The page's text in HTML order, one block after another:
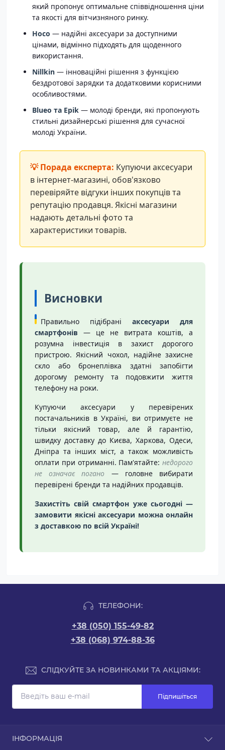
який пропонує оптимальне співвідношення ціни
та якості для вітчизняного ринку.
Hoco — надійні аксесуари за доступними
цінами, відмінно підходять для щоденного
використання.
Nillkin — інноваційні рішення з функцією
бездротової зарядки та додатковими корисними
особливостями.
Blueo та Epik — молоді бренди, які пропонують
стильні дизайнерські рішення для сучасної
молоді України.
Купуючи аксесуари
в інтернет-магазині, обов'язково
перевіряйте відгуки інших покупців та
репутацію продавця. Якісні магазини
надають детальні фото та
характеристики товарів.
Висновки
Правильно підібрані аксесуари для
смартфонів — це не витрата коштів, а
розумна інвестиція в захист дорогого
пристрою. Якісний чохол, надійне захисне
скло або бронеплівка здатні запобігти
дорогому ремонту та подовжити життя
телефону на роки.
Купуючи аксесуари у перевірених
постачальників в Україні, ви отримуєте не
тільки якісний товар, але й гарантію,
швидку доставку до Києва, Харкова, Одеси,
Дніпра та інших міст, а також можливість
оплати при отриманні. Пам'ятайте: недорого
не означає погано — головне вибирати
перевірені бренди та надійних продавців.
Захистіть свій смартфон уже сьогодні —
замовити якісні аксесуари можна онлайн
з доставкою по всій Україні!
ТЕЛЕФОНИ:
+38 (050) 155-49-82
+38 (068) 974-88-36
СЛІДКУЙТЕ ЗА НОВИНКАМИ ТА АКЦІЯМИ:
Підпишіться
ІНФОРМАЦІЯ